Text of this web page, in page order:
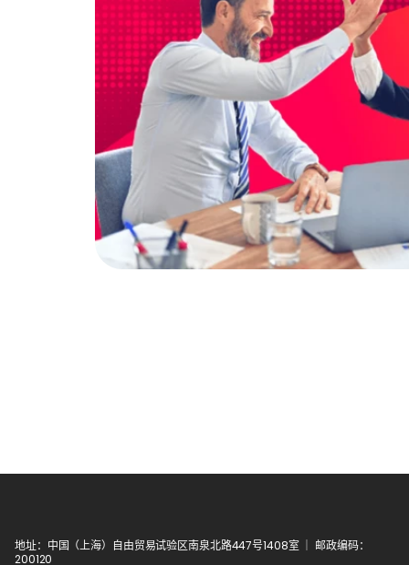
地址：中国（上海）自由贸易试验区南泉北路447号1408室 ｜ 邮政编码：
200120